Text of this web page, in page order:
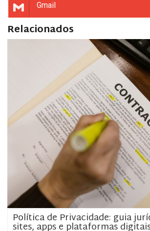
Gmail
Relacionados
Política de Privacidade: guia
sites, apps e plataformas